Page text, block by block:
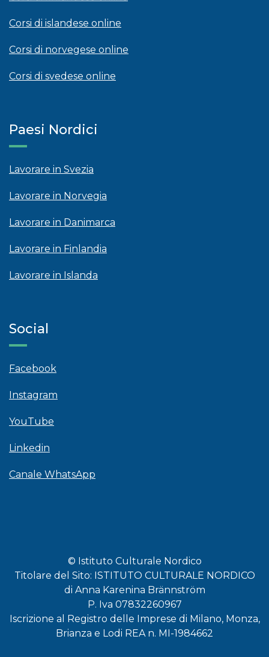
Corsi di islandese online
Corsi di norvegese online
Corsi di svedese online
Paesi Nordici
Lavorare in Svezia
Lavorare in Norvegia
Lavorare in Danimarca
Lavorare in Finlandia
Lavorare in Islanda
Social
Facebook
Instagram
YouTube
Linkedin
Canale WhatsApp
© Istituto Culturale Nordico
Titolare del Sito: ISTITUTO CULTURALE NORDICO
di Anna Karenina Brännström
P. Iva 07832260967
Iscrizione al Registro delle Imprese di Milano, Monza,
Brianza e Lodi REA n. MI-1984662